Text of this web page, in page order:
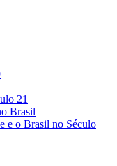
21
Brasil
e o Brasil no Século